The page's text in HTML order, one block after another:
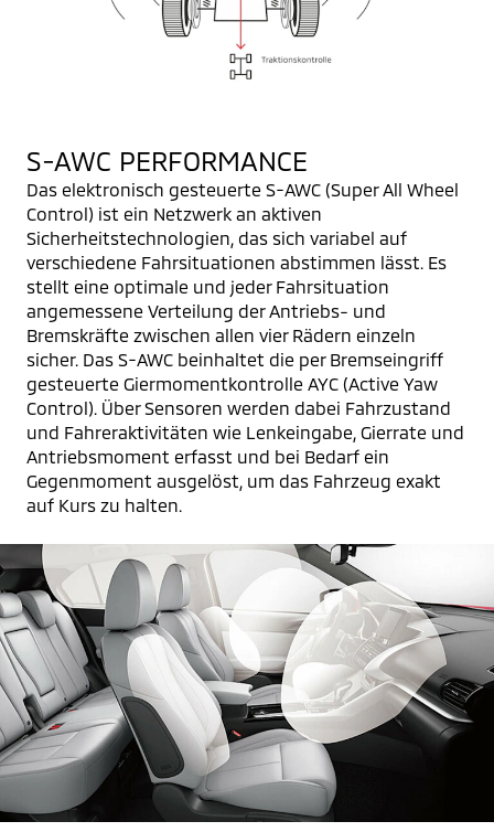
S-AWC PERFORMANCE
Das elektronisch gesteuerte S-AWC (Super All Wheel
Control) ist ein Netzwerk an aktiven
Sicherheitstechnologien, das sich variabel auf
verschiedene Fahrsituationen abstimmen lässt. Es
stellt eine optimale und jeder Fahrsituation
angemessene Verteilung der Antriebs- und
Bremskräfte zwischen allen vier Rädern einzeln
sicher. Das S-AWC beinhaltet die per Bremseingriff
gesteuerte Giermomentkontrolle AYC (Active Yaw
Control). Über Sensoren werden dabei Fahrzustand
und Fahreraktivitäten wie Lenkeingabe, Gierrate und
Antriebsmoment erfasst und bei Bedarf ein
Gegenmoment ausgelöst, um das Fahrzeug exakt
auf Kurs zu halten.